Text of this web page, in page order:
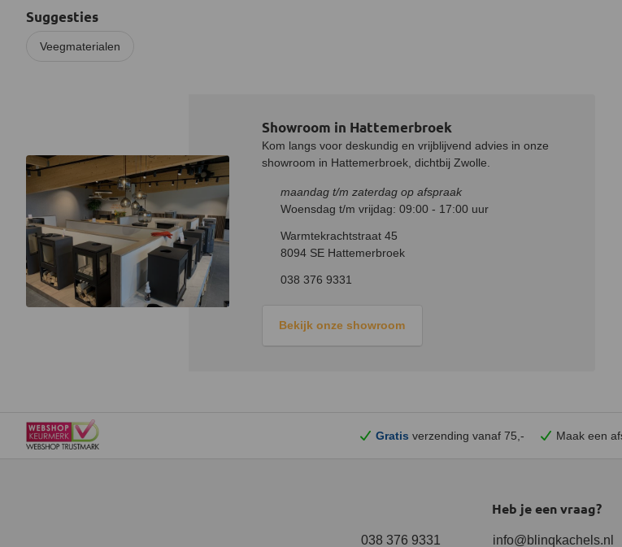
Suggesties
Veegmaterialen
Showroom in Hattemerbroek
Kom langs voor deskundig en vrijblijvend advies in onze
showroom in Hattemerbroek, dichtbij Zwolle.
maandag t/m zaterdag op afspraak
Woensdag t/m vrijdag: 09:00 - 17:00 uur
Warmtekrachtstraat 45
8094 SE Hattemerbroek
038 376 9331
Bekijk onze showroom
Gratis verzending vanaf 75,- Maak een
Heb je een vraag?
038 376 9331 info@blinqkachels.nl